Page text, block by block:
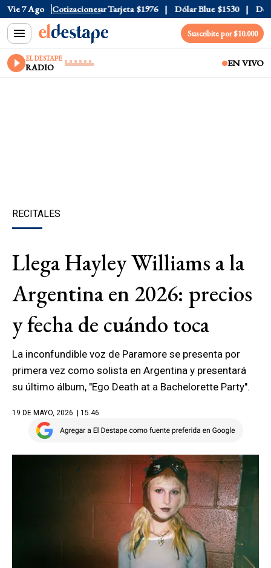
Vie 7 Ago Cotizaciones
Oficial $1520 Dólar Tarjeta $1976 Dólar Blue $1530 Dólar
Suscribite por $10.000
EL DESTAPE
RADIO EN VIVO
RECITALES
Llega Hayley Williams a la
Argentina en 2026: precios
y fecha de cuándo toca
La inconfundible voz de Paramore se presenta por
primera vez como solista en Argentina y presentará
su último álbum, "Ego Death at a Bachelorette Party".
19 DE MAYO, 2026 | 15.46